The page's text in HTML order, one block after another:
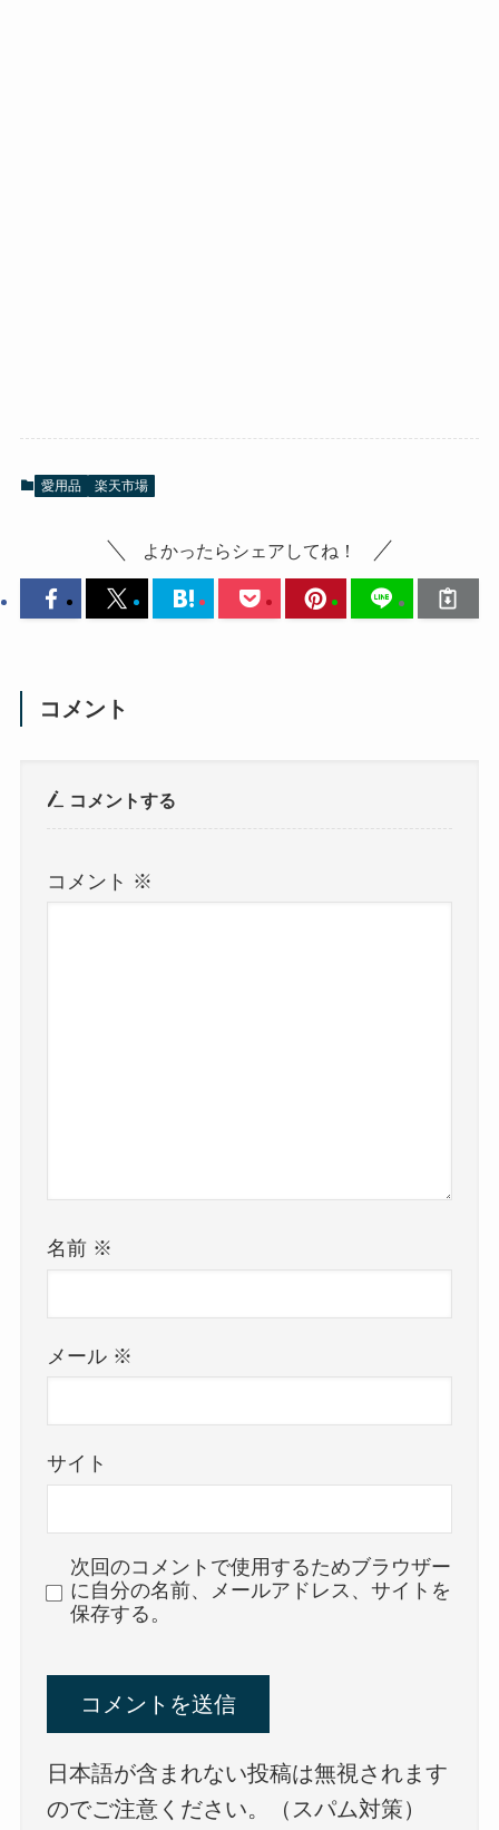
愛用品 楽天市場
よかったらシェアしてね！
コメント
コメントする
コメント ※
名前 ※
メール ※
サイト
次回のコメントで使用するためブラウザー
に自分の名前、メールアドレス、サイトを
保存する。
日本語が含まれない投稿は無視されます
のでご注意ください。（スパム対策）